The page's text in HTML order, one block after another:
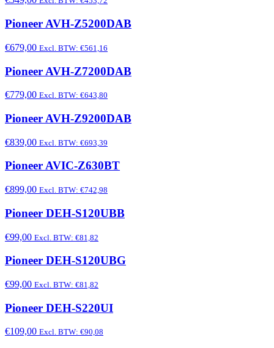
Pioneer AVH-Z5200DAB
€679,00 Excl. BTW: €561,16
Pioneer AVH-Z7200DAB
€779,00 Excl. BTW: €643,80
Pioneer AVH-Z9200DAB
€839,00 Excl. BTW: €693,39
Pioneer AVIC-Z630BT
€899,00 Excl. BTW: €742,98
Pioneer DEH-S120UBB
€99,00 Excl. BTW: €81,82
Pioneer DEH-S120UBG
€99,00 Excl. BTW: €81,82
Pioneer DEH-S220UI
€109,00 Excl. BTW: €90,08